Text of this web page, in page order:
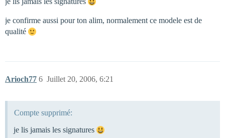
je confirme aussi pour ton alim, normalement ce modele est de
qualité
Arioch77 Juillet 20, 2006, 6:21
6
Compte supprimé:
je lis jamais les signatures